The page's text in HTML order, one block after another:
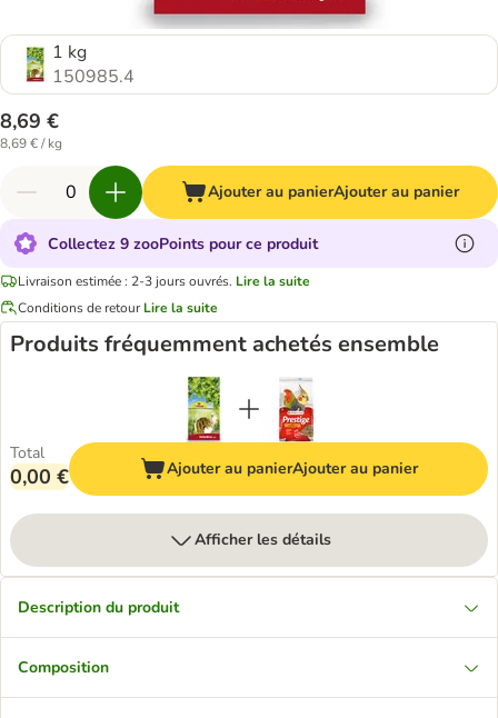
1 kg
150985.4
8,69 €
8,69 € / kg
Ajouter au panierAjouter au panier
Collectez 9 zooPoints pour ce produit
Livraison estimée : 2-3 jours ouvrés. Lire la suite
Conditions de retour Lire la suite
Produits fréquemment achetés ensemble
Total
0,00 € Ajouter au panierAjouter au panier
Afficher les détails
Description du produit
Composition